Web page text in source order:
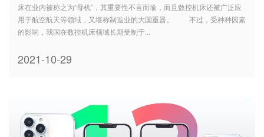
床在业内被称之为“母机”，其重要性不言而喻，而且数控机床还被广泛应
用于航空航天等领域，又堪称制造业的大国重器。 不过，受种种因素
的影响，我国在数控机床领域长期受制于...
2021-10-29